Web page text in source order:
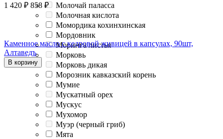
Молочай паласса
Молочная кислота
Момордика кохинхинская
Мордовник
Моринга листья
Морковь
Морковь дикая
Морозник кавказский корень
Мумие
Мускатный орех
Мускус
Мухомор
Муэр (черный гриб)
Мята
1 420 ₽ 858 ₽
Каменное масло с кедровой живицей в капсулах, 90шт,
Алтаведъ
В корзину